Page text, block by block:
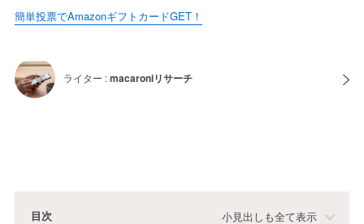
簡単投票でAmazonギフトカードGET！
ライター :macaroniリサーチ
目次 小見出しも全て表示